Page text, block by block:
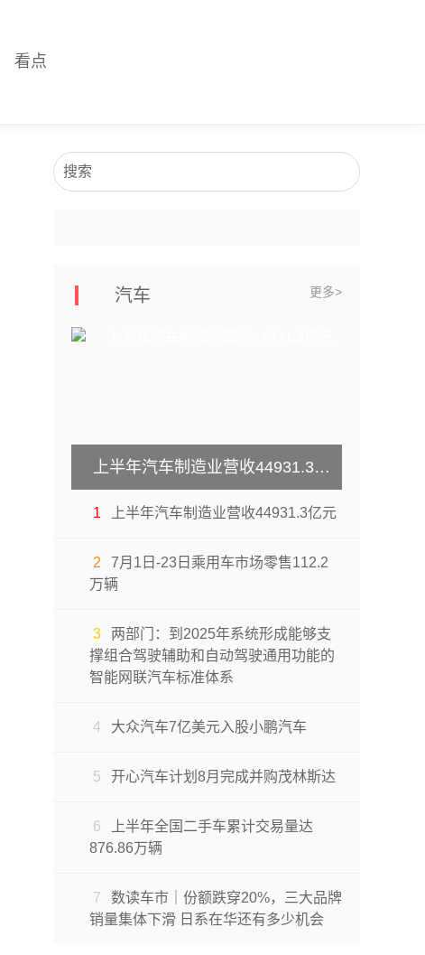
看点
搜索
汽车 更多>
上半年汽车制造业营收44931.3亿元
1 上半年汽车制造业营收44931.3亿元
2
7月1日-23日乘用车市场零售112.2
万辆
3
两部门：到2025年系统形成能够支
撑组合驾驶辅助和自动驾驶通用功能的
智能网联汽车标准体系
4 大众汽车7亿美元入股小鹏汽车
5 开心汽车计划8月完成并购茂林斯达
6
上半年全国二手车累计交易量达
876.86万辆
7
数读车市｜份额跌穿20%，三大品牌
销量集体下滑 日系在华还有多少机会